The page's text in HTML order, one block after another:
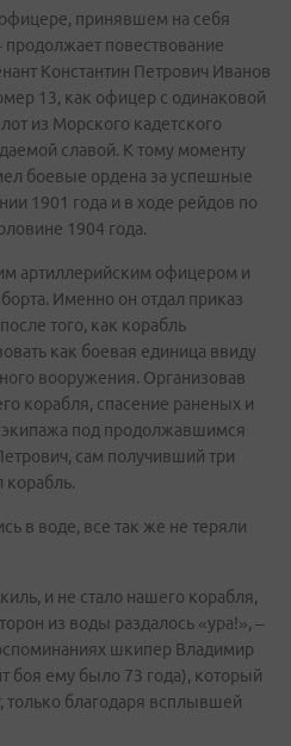
принявшем на себя
повествование
Константин Петрович Иванов
13, как офицер с одинаковой
из Морского кадетского
славой. К тому моменту
боевые ордена за успешные
1901 года и в ходе рейдов по
1904 года.
артиллерийским офицером и
Именно он отдал приказ
того, как корабль
как боевая единица ввиду
вооружения. Организовав
корабля, спасение раненых и
под продолжавшимся
сам получивший три
корабль.
в воде, все так же не теряли
и не стало нашего корабля,
из воды раздалось «ура!», –
шкипер Владимир
боя ему было 73 года), который
только благодаря всплывшей